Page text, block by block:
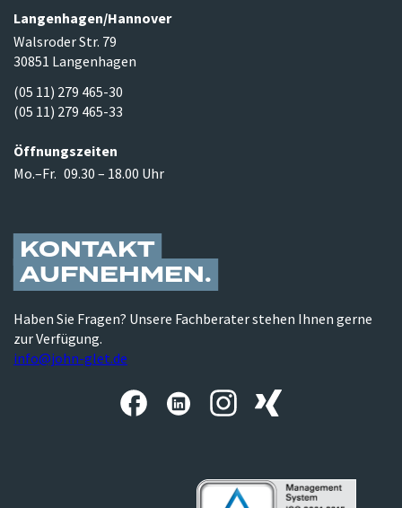
Langenhagen/​Hannover
Walsroder Str. 79
30851 Langenhagen
(05 11) 279 465-30
(05 11) 279 465-33
Öffnungszeiten
Mo.–Fr. 09.30 – 18.00 Uhr
KONTAKT
AUFNEHMEN
Haben Sie Fragen? Unsere Fachberater stehen Ihnen gerne
zur Verfügung.
info@john-glet.de